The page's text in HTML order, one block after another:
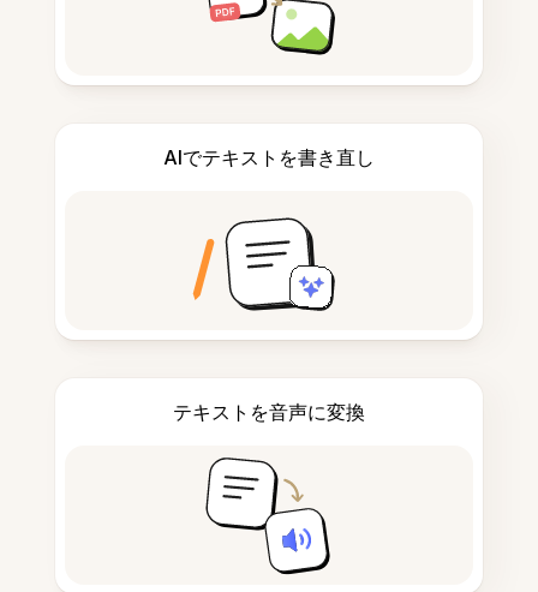
AIでテキストを書き直し
テキストを音声に変換